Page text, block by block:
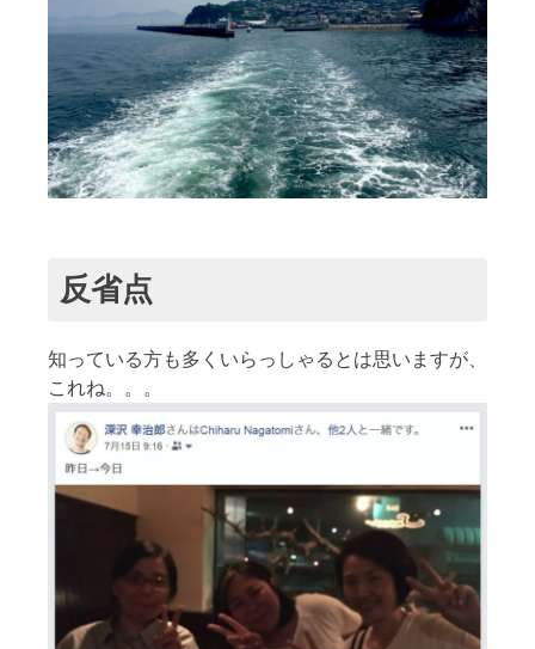
反省点
知っている方も多くいらっしゃるとは思いますが、
これね。。。